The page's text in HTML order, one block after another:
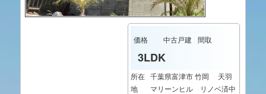
価格 中古戸建 間取
3LDK
所在
地
千葉県富津市 竹岡 天羽
マリーンヒル リノベ済中